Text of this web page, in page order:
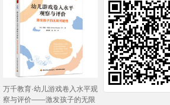
万千教育·幼儿游戏卷入水平观
察与评价——激发孩子的无限